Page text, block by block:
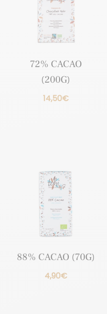
72% CACAO
(200G)
14,50€
88% CACAO (70G)
4,90€